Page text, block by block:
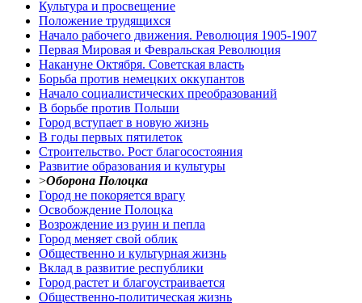
Культура и просвещение
Положение трудящихся
Начало рабочего движения. Революция 1905-1907
Первая Мировая и Февральская Революция
Накануне Октября. Советская власть
Борьба против немецких оккупантов
Начало социалистических преобразований
В борьбе против Польши
Город вступает в новую жизнь
В годы первых пятилеток
Строительство. Рост благосостояния
Развитие образования и культуры
>Оборона Полоцка
Город не покоряется врагу
Освобождение Полоцка
Возрождение из руин и пепла
Город меняет свой облик
Общественно и культурная жизнь
Вклад в развитие республики
Город растет и благоустраивается
Общественно-политическая жизнь